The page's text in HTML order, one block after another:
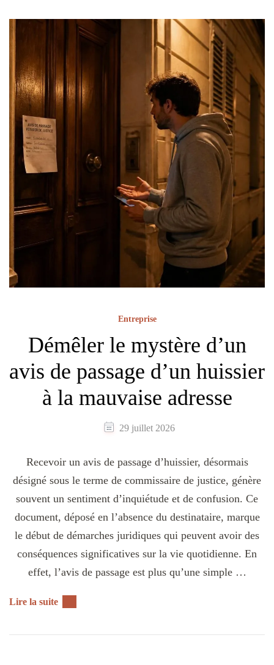
Entreprise
Démêler le mystère d’un
avis de passage d’un huissier
à la mauvaise adresse
29 juillet 2026
Recevoir un avis de passage d’huissier, désormais
désigné sous le terme de commissaire de justice, génère
souvent un sentiment d’inquiétude et de confusion. Ce
document, déposé en l’absence du destinataire, marque
le début de démarches juridiques qui peuvent avoir des
conséquences significatives sur la vie quotidienne. En
effet, l’avis de passage est plus qu’une simple …
Lire la suite